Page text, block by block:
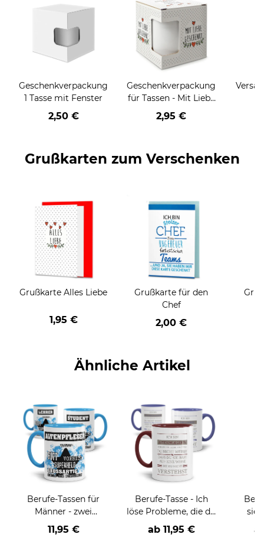
Geschenkverpackung
1 Tasse mit Fenster
2,50 €
Geschenkverpackung
für Tassen - Mit Liebe
geschenkt
2,95 €
Grußkarten zum Verschenken
Grußkarte Alles Liebe
1,95 €
Grußkarte für den
Chef
2,00 €
Ähnliche Artikel
Berufe-Tassen für
Männer - zwei
Farbvarianten
11,95 €
Berufe-Tasse - Ich
löse Probleme, die du
nicht verstehst -
verschiedene Berufe
ab 11,95 €